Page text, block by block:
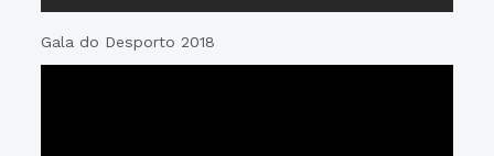
Gala do Desporto 2018